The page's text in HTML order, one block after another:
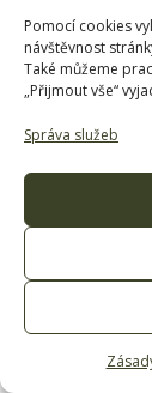
Pomocí cookies
návštěvnost
Také můžeme
„Přijmout vše“
Správa služeb